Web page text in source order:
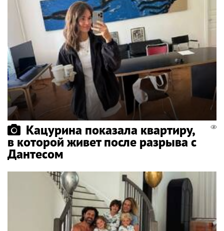
Кацурина показала квартиру,
в которой живет после разрыва с
Дантесом